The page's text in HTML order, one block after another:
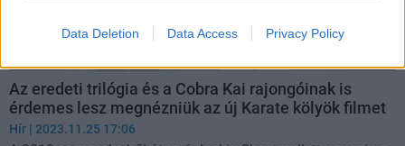
Data Deletion Data Access Privacy Policy
Az eredeti trilógia és a Cobra Kai rajongóinak is
érdemes lesz megnézniük az új Karate kölyök filmet
Hír | 2023.11.25 17:06